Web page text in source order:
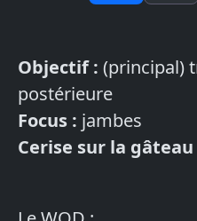
Objectif : (principal)
postérieure
Focus : jambes
Cerise sur la gâteau